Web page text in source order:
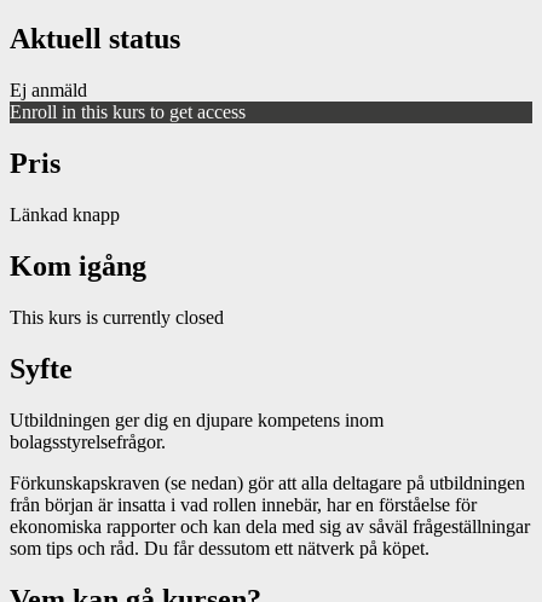
Aktuell status
Ej anmäld
Enroll in this kurs to get access
Pris
Länkad knapp
Kom igång
This kurs is currently closed
Syfte
Utbildningen ger dig en djupare kompetens inom
bolagsstyrelsefrågor.
Förkunskapskraven (se nedan) gör att alla deltagare på utbildningen
från början är insatta i vad rollen innebär, har en förståelse för
ekonomiska rapporter och kan dela med sig av såväl frågeställningar
som tips och råd. Du får dessutom ett nätverk på köpet.